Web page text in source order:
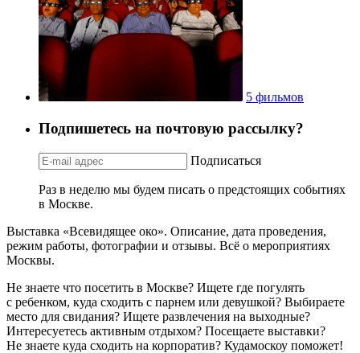
5 фильмов
Подпишетесь на почтовую рассылку?
Подписаться
Раз в неделю мы будем писать о предстоящих событиях
в Москве.
Выставка «Всевидящее око». Описание, дата проведения,
режим работы, фотографии и отзывы. Всё о мероприятиях
Москвы.
Не знаете что посетить в Москве? Ищете где погулять
с ребенком, куда сходить с парнем или девушкой? Выбираете
место для свидания? Ищете развлечения на выходные?
Интересуетесь активным отдыхом? Посещаете выставки?
Не знаете куда сходить на корпоратив? Кудамоскоу поможет!